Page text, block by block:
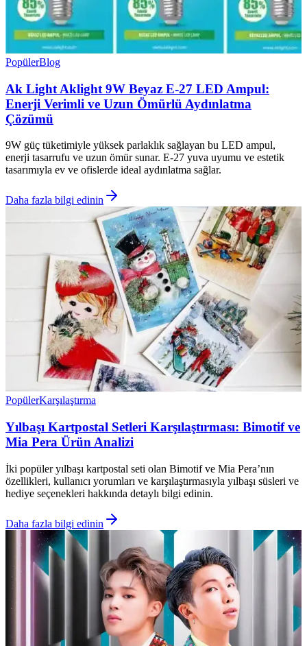
PopülerBlog
Ak Light Aklight 9W Beyaz E-27 LED Ampul:
Enerji Verimli ve Uzun Ömürlü Aydınlatma
Çözümü
9W güç tüketimiyle yüksek parlaklık sağlayan bu LED ampul,
enerji tasarrufu ve uzun ömür sunar. E-27 yuva uyumu ve estetik
tasarımıyla ev ve ofislerde ideal aydınlatma sağlar.
Daha fazla bilgi edinin
PopülerKarşılaştırma
Yılbaşı Kartpostal Setleri Karşılaştırması: Bimotif ve
Mia Pera Ürün Analizi
İki popüler yılbaşı kartpostal seti olan Bimotif ve Mia Pera’nın
özellikleri, kullanıcı yorumları ve karşılaştırmasıyla yılbaşı süsleri ve
hediye seçenekleri hakkında detaylı bilgi edinin.
Daha fazla bilgi edinin